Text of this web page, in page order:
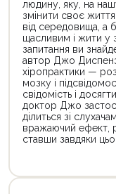
людину, яку, на
змінити своє
від середовища, а
щасливим і жити у
запитання ви
автор Джо
хіропрактики —
мозку і
свідомість і
доктор Джо
ділиться зі
вражаючий ефект,
ставши завдяки
товар
товар